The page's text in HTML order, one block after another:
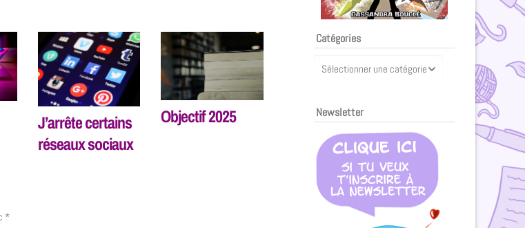
J’arrête certains
réseaux sociaux
Objectif 2025
*
Catégories
Newsletter